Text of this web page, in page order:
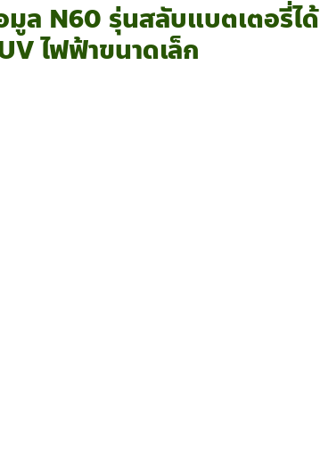
มูล N60 รุ่นสลับแบตเตอรี่ได้
ไฟฟ้าขนาดเล็ก